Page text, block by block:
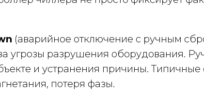
(аварийное отключение с ручным
угрозы разрушения оборудования.
и устранения причины.
потеря фазы.